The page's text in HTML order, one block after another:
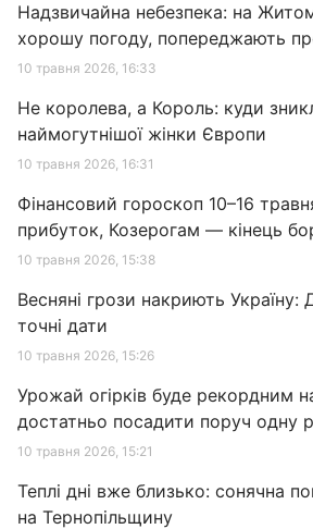
Надзвичайна небезпека: на
хорошу погоду, попереджають
10 травня 2026, 16:33
Не королева, а Король: куди
наймогутнішої жінки Європи
10 травня 2026, 16:31
Фінансовий гороскоп 10–16
прибуток, Козерогам — кінець
10 травня 2026, 15:38
Весняні грози накриють Україну:
точні дати
10 травня 2026, 15:26
Урожай огірків буде рекордним
достатньо посадити поруч одну
10 травня 2026, 15:21
Теплі дні вже близько: сонячна
на Тернопільщину